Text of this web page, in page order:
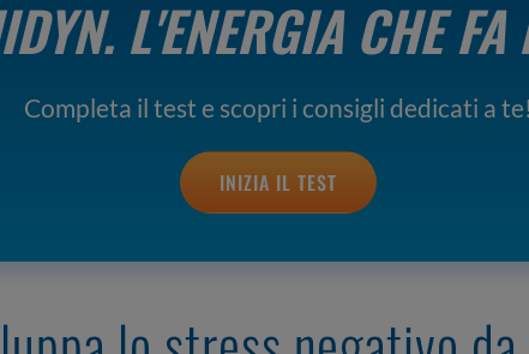
L'ENERGIA CHE FA
Completa il test e scopri i consigli dedicati a te!
INIZIA IL TEST